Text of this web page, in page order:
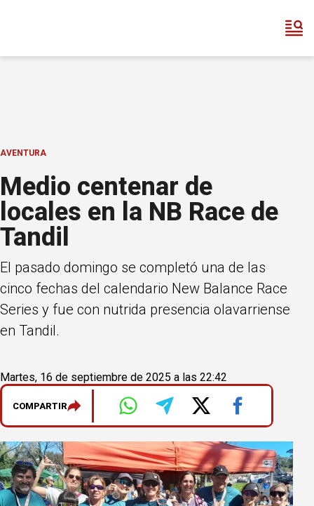
AVENTURA
Medio centenar de
locales en la NB Race de
Tandil
El pasado domingo se completó una de las
cinco fechas del calendario New Balance Race
Series y fue con nutrida presencia olavarriense
en Tandil.
Martes, 16 de septiembre de 2025 a las 22:42
COMPARTIR